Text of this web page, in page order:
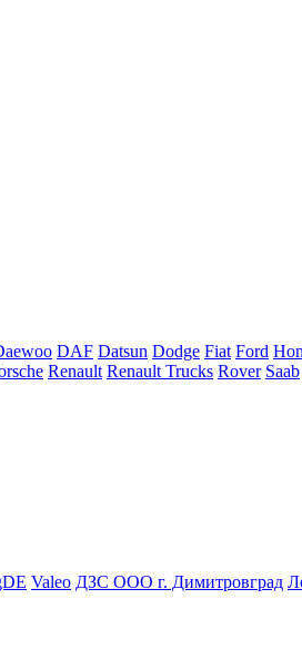
DAF Datsun Dodge Fiat Ford
Renault Renault Trucks Rover Saab
Valeo ДЗС ООО г. Димитровград